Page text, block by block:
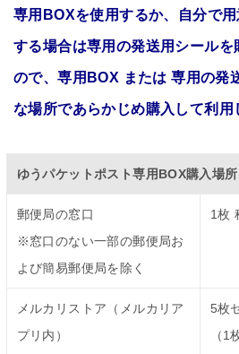
専用BOXを使用するか、自分で
する場合は専用の発送用シールを
ので、専用BOX または 専用の発
な場所であらかじめ購入して利用
ゆうパケットポスト専用BOX購入場所
郵便局の窓口
※窓口のない一部の郵便局お
よび簡易郵便局を除く
1枚
メルカリストア（メルカリア
プリ内）
5枚
（1